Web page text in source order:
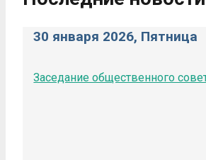
30 января 2026, Пятница
Заседание общественного